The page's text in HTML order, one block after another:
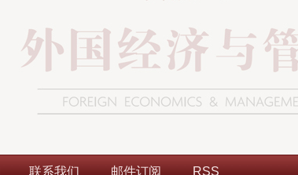
联系我们 邮件订阅 RSS